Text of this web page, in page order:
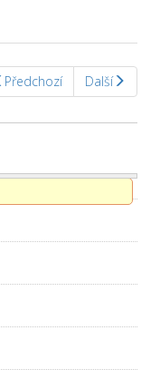
Předchozí Další